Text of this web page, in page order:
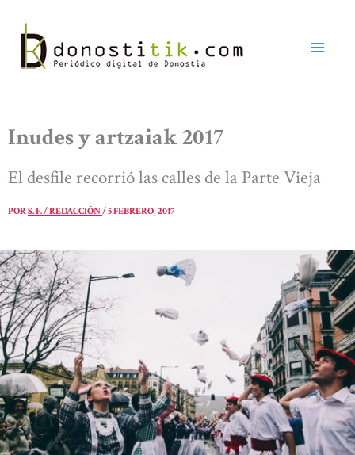
contenido
Inudes y artzaiak 2017
El desfile recorrió las calles de la Parte Vieja
PORS. F. / REDACCIÓN/5 FEBRERO, 2017